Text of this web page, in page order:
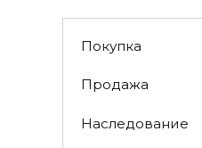
Покупка
Продажа
Наследование